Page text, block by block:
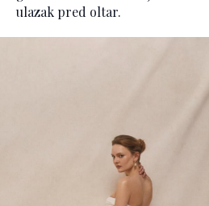
ulazak pred oltar.